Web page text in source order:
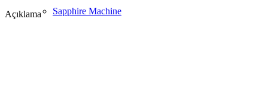
Sapphire Machine
Açıklama